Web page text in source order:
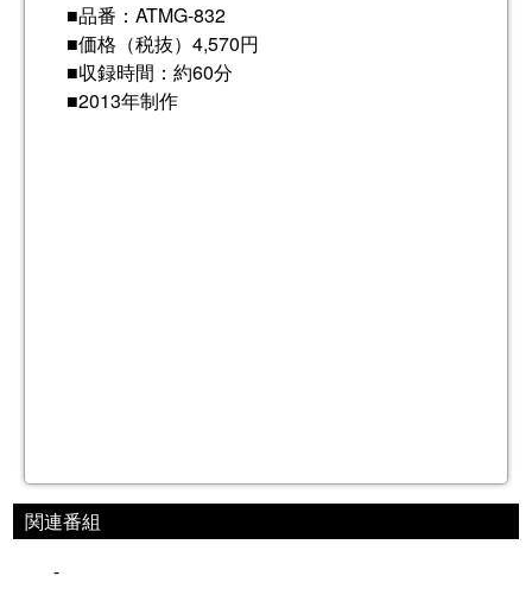
■品番：ATMG-832
■価格（税抜）4,570円
■収録時間：約60分
■2013年制作
関連番組
-